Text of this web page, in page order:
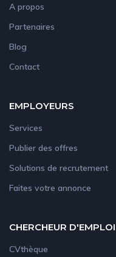
A propos
Partenaires
Blog
Contact
EMPLOYEURS
Services
Publier des offres
Solutions de recrutement
Faites votre annonce
CHERCHEUR D'EMPLOI
CVthèque